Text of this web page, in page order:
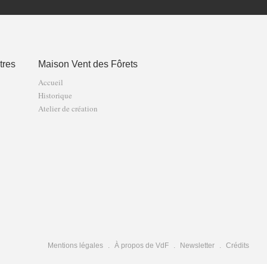
Maison Vent des Fôrets
Accueil
Historique
Atelier de création
Mentions légales À propos de VdF Newsletter Crédits